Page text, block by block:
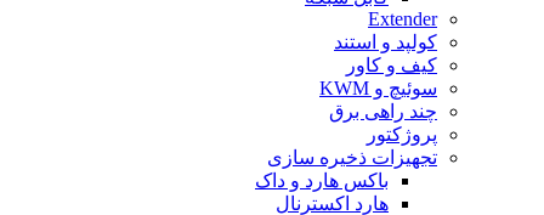
Extender
کولپد و استند
کیف و کاور
سوئیچ و KWM
چند راهی برق
پروژکتور
تجهیزات ذخیره سازی
باکس هارد و داک
هارد اکسترنال